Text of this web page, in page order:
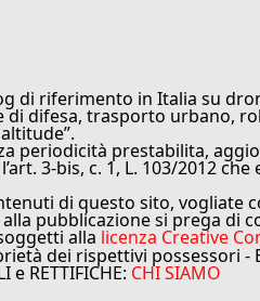
di riferimento in Italia su
difesa, trasporto urbano,
periodicità prestabilita,
3-bis, c. 1, L. 103/2012
di questo sito, vogliate
pubblicazione si prega di
alla licenza Creative
dei rispettivi possessori
RETTIFICHE: CHI SIAMO